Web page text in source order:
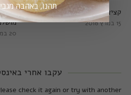
20 במרץ 2018
קציצות כרישה מושלמות
15 במרץ 2018
עקבו אחרי
check it again or try with another
תהנו, באהבה